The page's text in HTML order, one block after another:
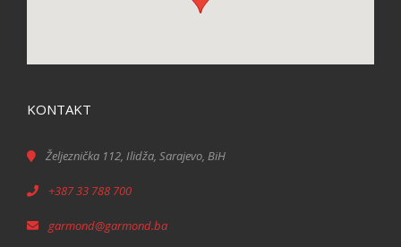
KONTAKT
Željeznička 112, Ilidža, Sarajevo, BiH
+387 33 788 700
garmond@garmond.ba